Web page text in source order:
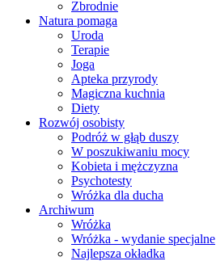
Zbrodnie
Natura pomaga
Uroda
Terapie
Joga
Apteka przyrody
Magiczna kuchnia
Diety
Rozwój osobisty
Podróż w głąb duszy
W poszukiwaniu mocy
Kobieta i mężczyzna
Psychotesty
Wróżka dla ducha
Archiwum
Wróżka
Wróżka - wydanie specjalne
Najlepsza okładka